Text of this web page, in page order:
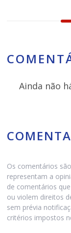
Ainda não
Os comentários
representam a
de comentários
ou violem direitos
sem prévia
critérios impostos